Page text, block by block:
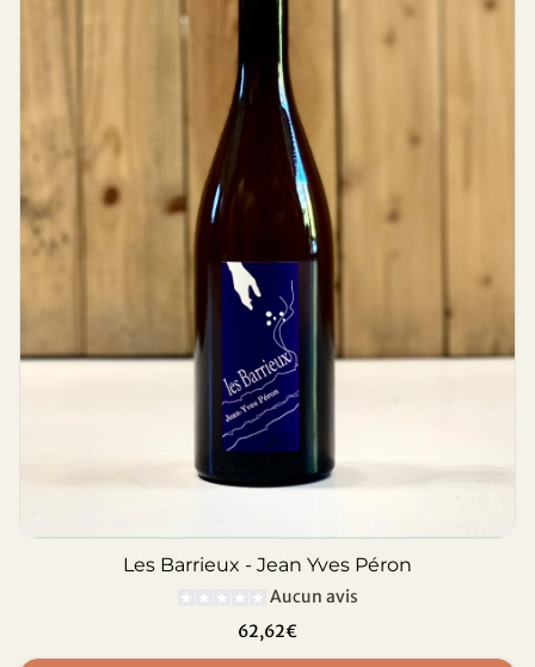
Les Barrieux - Jean Yves Péron
Aucun avis
62,62€